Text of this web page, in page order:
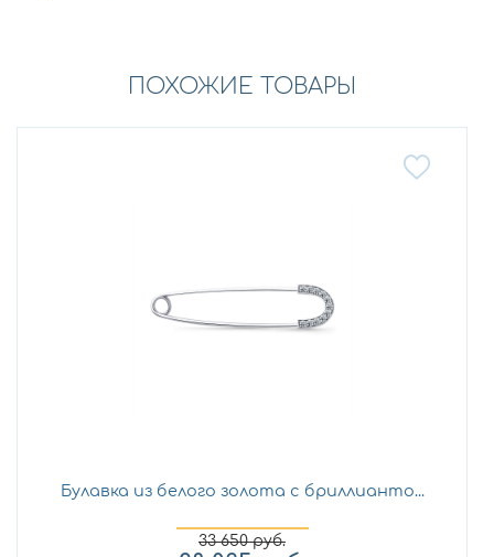
ПОХОЖИЕ ТОВАРЫ
Булавка из белого золота с бриллианто...
33 650руб.